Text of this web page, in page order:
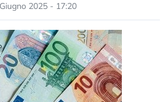
2025 - 17:20